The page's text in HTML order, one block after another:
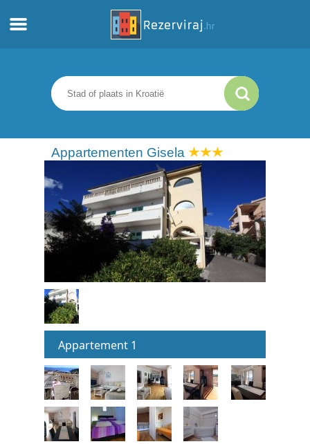
Appartementen
Toeristeninformatie
Stranden
webcams
Ontmoet Kroatië
musea
Appartementen Gisela
Appartement 1